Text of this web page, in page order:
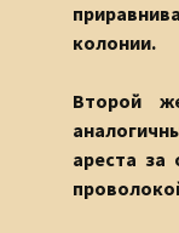
колонии.
Второй
ареста